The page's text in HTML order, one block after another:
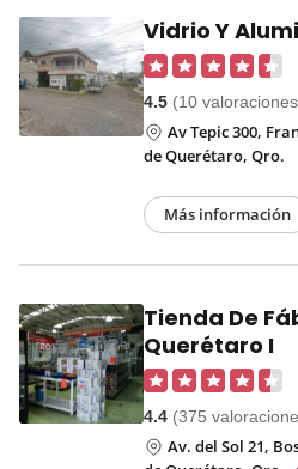
Vidrio Y
4.5 (10
Av Tepic 300,
de Querétaro, Qro.
Más información
Tienda De
Querétaro I
4.4 (375
Av. del Sol 21,